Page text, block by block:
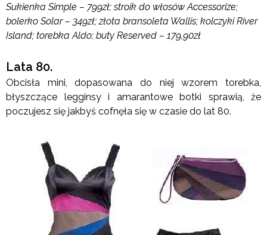
Sukienka Simple – 799zł; stroik do włosów Accessorize;
bolerko Solar – 349zł; złota bransoleta Wallis; kolczyki River
Island; torebka Aldo; buty Reserved – 179,90zł
Lata 80.
Obcisła mini, dopasowana do niej wzorem torebka,
błyszczące legginsy i amarantowe botki sprawią, że
poczujesz się jakbyś cofnęła się w czasie do lat 80.